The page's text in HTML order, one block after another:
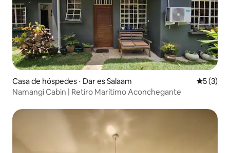
Casa de hóspedes ⋅ Dar es Salaam 5 de
5 (3)
Namangi Cabin | Retiro Marítimo Aconchegante